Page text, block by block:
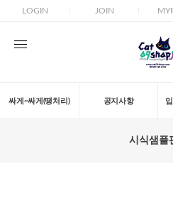
LOGIN JOIN
싸게~싸게(땡처리) 공지사항
시식샘플